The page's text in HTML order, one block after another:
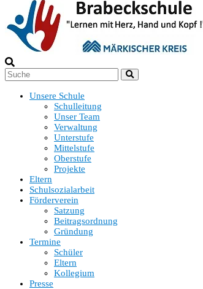
Unsere Schule
Schulleitung
Unser Team
Verwaltung
Unterstufe
Mittelstufe
Oberstufe
Projekte
Eltern
Schulsozialarbeit
Förderverein
Satzung
Beitragsordnung
Gründung
Termine
Schüler
Eltern
Kollegium
Presse